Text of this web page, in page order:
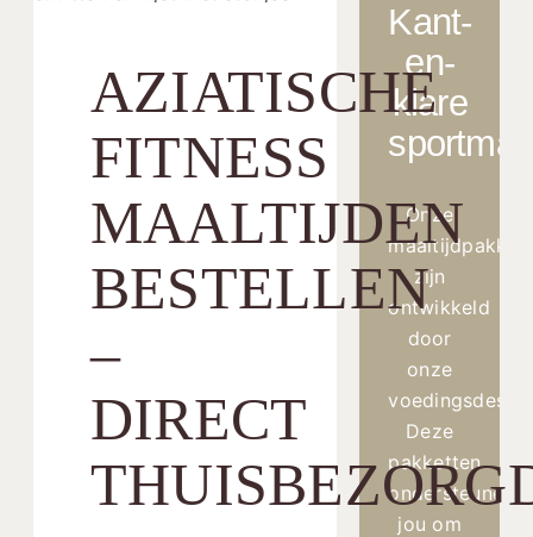
AZIATISCHE
FITNESS
MAALTIJDEN
BESTELLEN
–
DIRECT
Kant-
en-
klare
Onze
zijn
ontwikkeld
door
onze
Deze
pakketten
ondersteunen
jou om